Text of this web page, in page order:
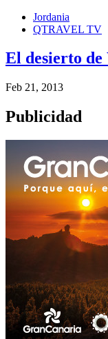
Jordania
QTRAVEL TV
El desierto
Feb 21, 2013
Publicidad